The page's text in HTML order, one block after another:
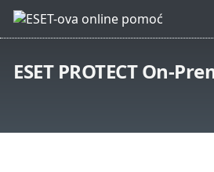
ESET PROTECT On-